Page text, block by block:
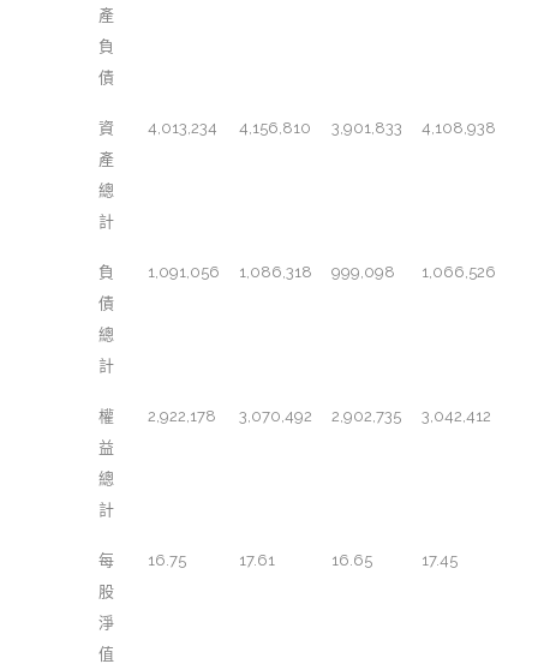
產
負
債
資
產
總
計
4,013,234 4,156,810 3,901,833 4,108,938
負
債
總
計
1,091,056 1,086,318 999,098 1,066,526
權
益
總
計
2,922,178 3,070,492 2,902,735 3,042,412
每
股
淨
值
16.75 17.61 16.65 17.45